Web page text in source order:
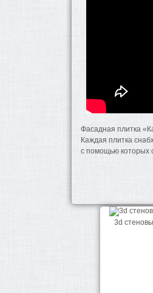
Фасадная плитка
Каждая плитка
с помощью которых
3d